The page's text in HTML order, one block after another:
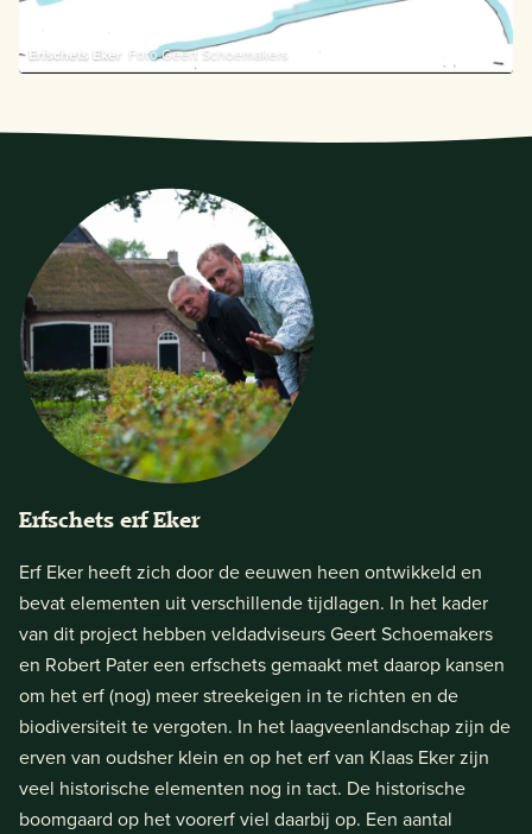
Erfschets Eker Foto Geert Schoemakers
Erfschets erf Eker
Erf Eker heeft zich door de eeuwen heen ontwikkeld en
bevat elementen uit verschillende tijdlagen. In het kader
van dit project hebben veldadviseurs Geert Schoemakers
en Robert Pater een erfschets gemaakt met daarop kansen
om het erf (nog) meer streekeigen in te richten en de
biodiversiteit te vergoten. In het laagveenlandschap zijn de
erven van oudsher klein en op het erf van Klaas Eker zijn
veel historische elementen nog in tact. De historische
boomgaard op het voorerf viel daarbij op. Een aantal